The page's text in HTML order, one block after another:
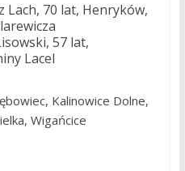
Lach, 70 lat, Henryków,
57 lat,
Lacel
Kalinowice Dolne,
Wigańcice